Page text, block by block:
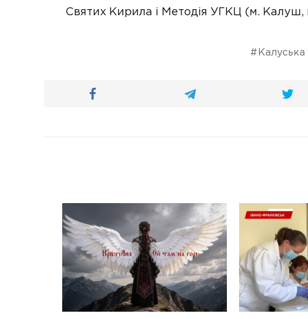
Святих Кирила і Методія УГКЦ (м. Калуш,
Калуська